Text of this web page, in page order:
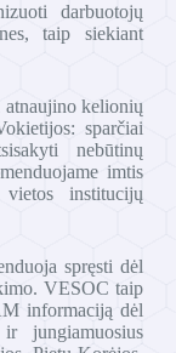
darbuotojų
taip siekiant
kelionių
sparčiai
nebūtinų
imtis
institucijų
spręsti dėl
VESOC taip
informaciją dėl
jungiamuosius